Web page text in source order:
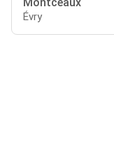
Montceaux
Évry